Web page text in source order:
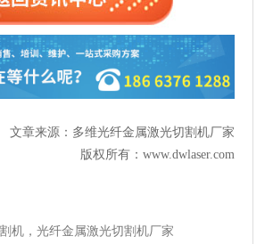
文章来源：多维光纤金属激光切割机厂家
版权所有：www.dwlaser.com
机，光纤金属激光切割机厂家